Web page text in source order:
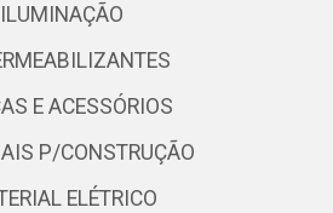
ILUMINAÇÃO
E ACESSÓRIOS
P/CONSTRUÇÃO
ELÉTRICO